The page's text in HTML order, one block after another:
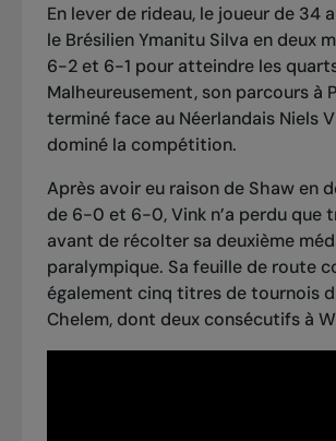
En lever de rideau, le joueur de 34
le Brésilien Ymanitu Silva en deux
6-2 et 6-1 pour atteindre les
Malheureusement, son parcours à
terminé face au Néerlandais Niels
dominé la compétition.
Après avoir eu raison de Shaw en
de 6-0 et 6-0, Vink n’a perdu que
avant de récolter sa deuxième
paralympique. Sa feuille de route
également cinq titres de tournois
Chelem, dont deux consécutifs à